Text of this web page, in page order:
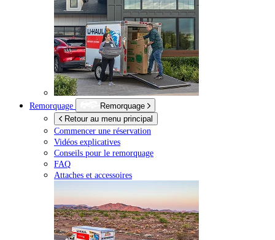
Remorquage
Remorquage
Retour au menu principal
Commencer une réservation
Vidéos explicatives
Conseils pour le remorquage
FAQ
Attaches et accessoires